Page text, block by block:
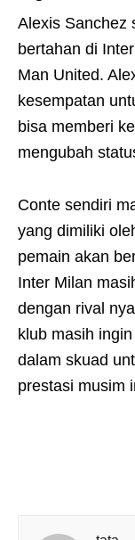
Alexis Sanchez
bertahan di
Man United.
kesempatan
bisa memberi
mengubah
Conte sendiri
yang dimiliki
pemain akan
Inter Milan
dengan rival
klub masih
dalam skuad
prestasi musim